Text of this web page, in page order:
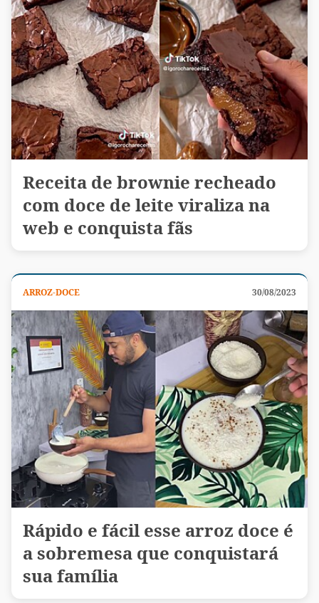
Receita de brownie recheado
com doce de leite viraliza na
web e conquista fãs
ARROZ-DOCE 30/08/2023
Rápido e fácil esse arroz doce é
a sobremesa que conquistará
sua família